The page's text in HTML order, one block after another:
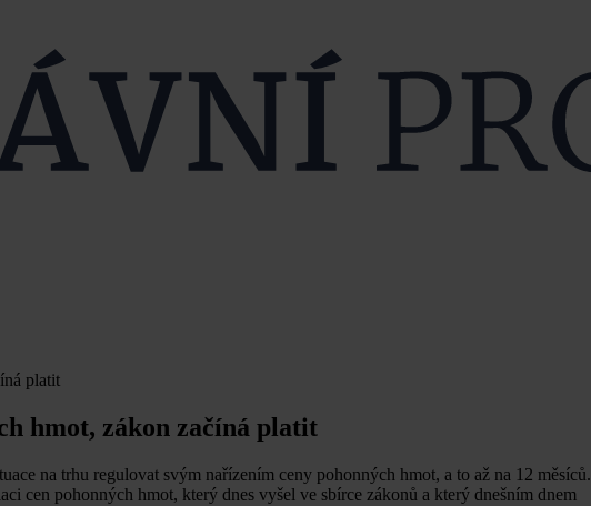
platit
hmot, zákon začíná platit
na trhu regulovat svým nařízením ceny pohonných hmot, a to až na 12 měsíců.
cen pohonných hmot, který dnes vyšel ve sbírce zákonů a který dnešním dnem